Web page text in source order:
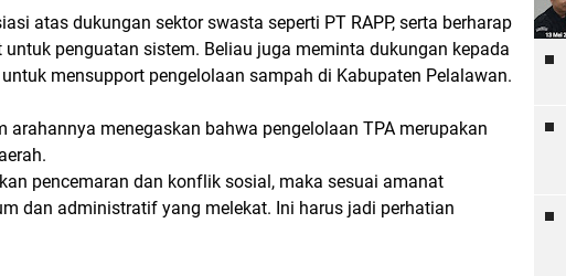
atas dukungan sektor swasta seperti PT RAPP, serta berharap
penguatan sistem. Beliau juga meminta dukungan kepada
mensupport pengelolaan sampah di Kabupaten Pelalawan.
menegaskan bahwa pengelolaan TPA merupakan
pencemaran dan konflik sosial, maka sesuai amanat
dan administratif yang melekat. Ini harus jadi perhatian